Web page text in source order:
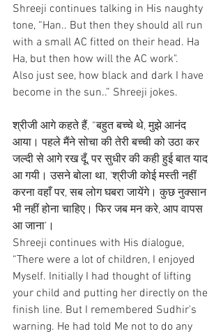
Shreeji continues talking in His naughty
tone, “Han.. But then they should all run
with a small AC fitted on their head. Ha
Ha, but then how will the AC work".
Also just see, how black and dark I have
become in the sun..” Shreeji jokes.
श्रीजी आगे कहते हैं, “बहुत बच्चे थे, मुझे आनंद
आया। पहले मैंने सोचा की तेरी बच्ची को उठा कर
जल्दी से आगे रख दूँ, पर सुधीर की कही हुई बात याद
आ गयी। उसने बोला था, 'श्रीजी कोई मस्ती नहीं
करना वहाँ पर, सब लोग घबरा जायेंगे। कुछ नुक्सान
भी नहीं होना चाहिए। फिर जब मन करे, आप वापस
आ जाना’।
Shreeji continues with His dialogue,
“There were a lot of children, I enjoyed
Myself. Initially I had thought of lifting
your child and putting her directly on the
finish line. But I remembered Sudhir's
warning. He had told Me not to do any